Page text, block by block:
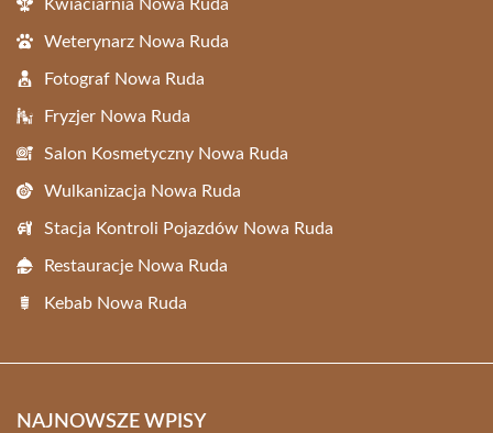
Kwiaciarnia Nowa Ruda
Weterynarz Nowa Ruda
Fotograf Nowa Ruda
Fryzjer Nowa Ruda
Salon Kosmetyczny Nowa Ruda
Wulkanizacja Nowa Ruda
Stacja Kontroli Pojazdów Nowa Ruda
Restauracje Nowa Ruda
Kebab Nowa Ruda
NAJNOWSZE WPISY